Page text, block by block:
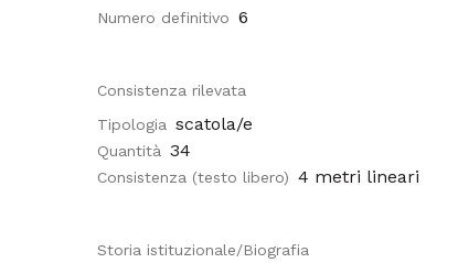
Numero definitivo 6
Consistenza rilevata
Tipologia scatola/e
Quantità 34
Consistenza (testo libero) 4 metri lineari
Storia istituzionale/Biografia